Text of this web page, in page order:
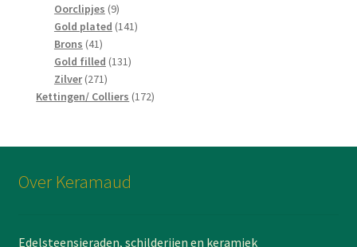
producten
Oorclipjes 99
producten
Gold plated 141141
Brons 4141
producten
Gold filled 131131
Zilver 271271
producten
Kettingen/ Colliers 172172
Over Keramaud
Edelsteensieraden, schilderijen en keramiek